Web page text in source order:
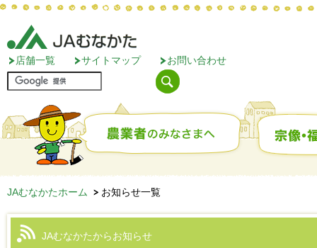
店舗一覧 サイトマップ お問い合わせ
JAむなかたホーム お知らせ一覧
JAむなかたからお知らせ